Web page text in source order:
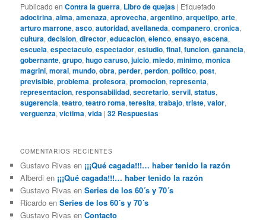
Publicado en Contra la guerra, Libro de quejas | Etiquetado
adoctrina,alma,amenaza,aprovecha,argentino,arquetipo,arte,
arturo marrone,asco,autoridad,avellaneda,companero,cronica,
cultura,decision,director,educacion,elenco,ensayo,escena,
escuela,espectaculo,espectador,estudio,final,funcion,ganancia,
gobernante,grupo,hugo caruso,juicio,miedo,minimo,monica
magrini,moral,mundo,obra,perder,perdon,politico,post,
previsible,problema,profesora,promocion,representa,
representacion,responsabilidad,secretario,servil,status,
sugerencia,teatro,teatro roma,teresita,trabajo,triste,valor,
verguenza,victima,vida |32 Respuestas
COMENTARIOS RECIENTES
Gustavo Rivas en ¡¡¡Qué cagada!!!… haber tenido la razón
Alberdi en ¡¡¡Qué cagada!!!… haber tenido la razón
Gustavo Rivas enSeries de los 60´s y 70´s
Ricardo enSeries de los 60´s y 70´s
Gustavo Rivas enContacto